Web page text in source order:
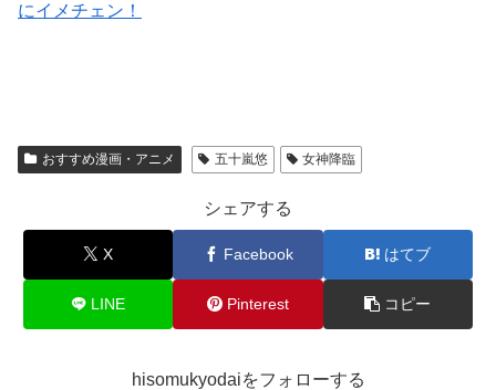
にイメチェン！
おすすめ漫画・アニメ 五十嵐悠 女神降臨
シェアする
X Facebook はてブ
LINE Pinterest コピー
hisomukyodaiをフォローする